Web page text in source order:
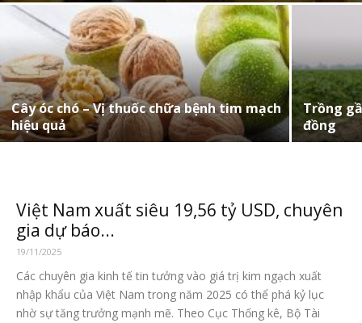
Cây óc chó – Vị thuốc chữa bệnh tim mạch
hiệu quả
Trồng
đồng
Việt Nam xuất siêu 19,56 tỷ USD, chuyên
gia dự báo...
19/11/2025
Các chuyên gia kinh tế tin tưởng vào giá trị kim ngạch xuất
nhập khẩu của Việt Nam trong năm 2025 có thể phá kỷ lục
nhờ sự tăng trưởng mạnh mẽ. Theo Cục Thống kê, Bộ Tài